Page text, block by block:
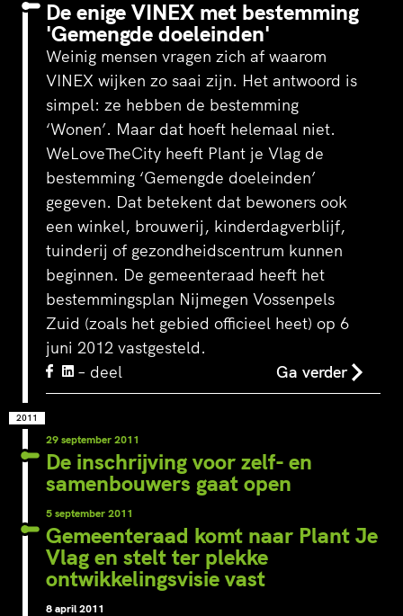
‘s-Hertogenbosch is een
waterstad. De Bossche
Stadsdelta is de plek waar de
Dommel, Aa, Binnendieze en
Zuid-Willemsvaart
samenvloeien in de…
het
groene en
De enige VINEX met bestemming
'Gemengde doeleinden'
Weinig mensen vragen zich af waarom
VINEX wijken zo saai zijn. Het antwoord is
simpel: ze hebben de bestemming
‘Wonen’. Maar dat hoeft helemaal niet.
WeLoveTheCity heeft Plant je Vlag de
bestemming ‘Gemengde doeleinden’
gegeven. Dat betekent dat bewoners ook
een winkel, brouwerij, kinderdagverblijf,
tuinderij of gezondheidscentrum kunnen
beginnen. De gemeenteraad heeft het
bestemmingsplan Nijmegen Vossenpels
Zuid (zoals het gebied officieel heet) op 6
juni 2012 vastgesteld.
– deel
Ga verder
2011
29 september 2011
De inschrijving voor zelf- en
samenbouwers gaat open
5 september 2011
Gemeenteraad komt naar Plant Je
Vlag en stelt ter plekke
ontwikkelingsvisie vast
8 april 2011